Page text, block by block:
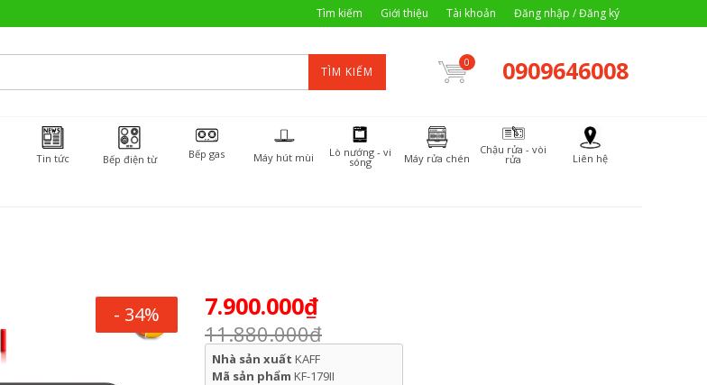
Tìm kiếm Giới thiệu Tài khoản Đăng nhập / Đăng ký
TÌM KIẾM
0 0909646008
Tin tức Bếp điện từ Bếp gas Máy hút mùi Lò nướng - vi
sóng Máy rửa chén
Chậu rửa - vòi
rửa Liên hệ
- 34% 7.900.000₫
11.880.000₫
Nhà sản xuất KAFF
Mã sản phẩm KF-179II